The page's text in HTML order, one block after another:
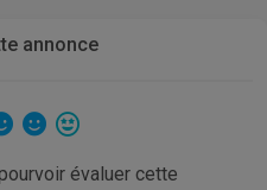
annonce
évaluer cette